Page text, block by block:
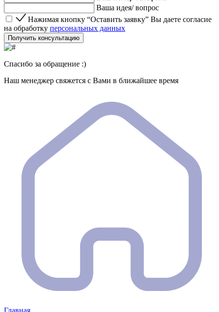
Ваша идея/ вопрос
Нажимая кнопку “Оставить заявку” Вы даете согласие
Нажимая кнопку “Оставить заявку” Вы даете согласие
на обработку персональных данных
Получить консультацию
Спасибо за обращение :)
Наш менеджер свяжется с Вами в ближайшее время
Главная